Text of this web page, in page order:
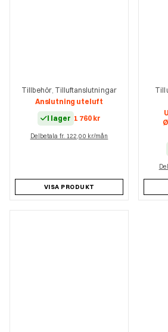
Tillbehör, Tilluftanslutningar
Anslutning uteluft
I lager 1 760 kr
Delbetala fr. 122,00 kr/mån
VISA PRODUKT